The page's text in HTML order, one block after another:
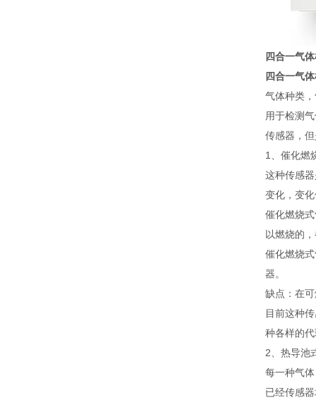
四合一气
四合一气
气体种类
用于检测
传感器，
1、催化燃
这种传感
变化，变
催化燃烧
以燃烧的
催化燃烧
器。
缺点：在
目前这种
种各样的
2、热导池
每一种气
已经传感